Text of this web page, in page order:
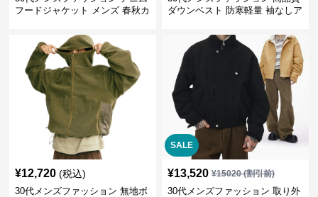
フードジャケット メンズ 春秋カ
ダウンベスト 防寒軽量 袖なしア
¥12,720 (税込)
30代メンズファッション 無地ボ
SALE
¥13,520 ¥15020(割引前)
30代メンズファッション 取り外